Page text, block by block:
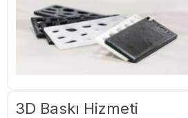
3D Baskı Hizmeti